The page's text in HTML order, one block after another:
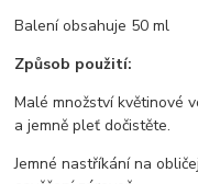
Balení obsahuje 50 ml
Způsob použití:
Malé množství květinové
a jemně pleť dočistěte.
Jemné nastříkání na